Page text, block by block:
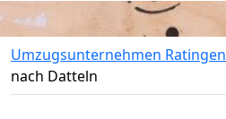
Umzugsunternehmen Ratingen
nach Datteln